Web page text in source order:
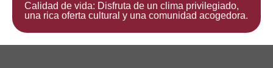
Calidad de vida: Disfruta de un clima privilegiado,
una rica oferta cultural y una comunidad acogedora.